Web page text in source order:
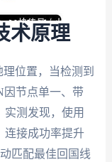
术原理
位置，当检测到
因节点单一、带
测发现，使用
连接成功率提升
匹配最佳回国线